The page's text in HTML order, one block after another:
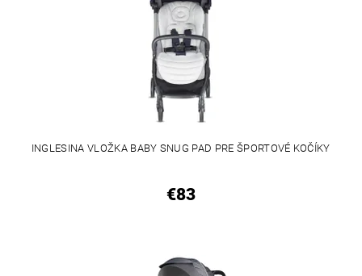
INGLESINA VLOŽKA BABY SNUG PAD PRE ŠPORTOVÉ KOČÍKY
€83